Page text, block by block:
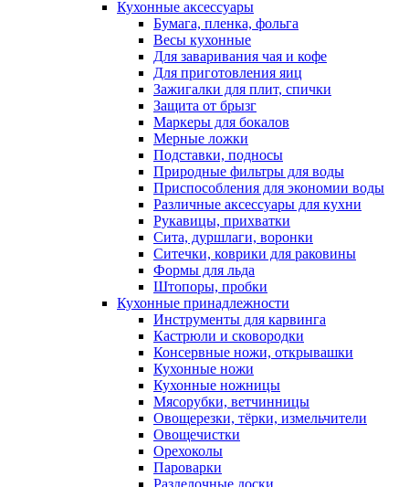
Кухонные аксессуары
Бумага, пленка, фольга
Весы кухонные
Для заваривания чая и кофе
Для приготовления яиц
Зажигалки для плит, спички
Защита от брызг
Маркеры для бокалов
Мерные ложки
Подставки, подносы
Природные фильтры для воды
Приспособления для экономии воды
Различные аксессуары для кухни
Рукавицы, прихватки
Сита, дуршлаги, воронки
Ситечки, коврики для раковины
Формы для льда
Штопоры, пробки
Кухонные принадлежности
Инструменты для карвинга
Кастрюли и сковородки
Консервные ножи, открывашки
Кухонные ножи
Кухонные ножницы
Мясорубки, ветчинницы
Овощерезки, тёрки, измельчители
Овощечистки
Орехоколы
Пароварки
Разделочные доски